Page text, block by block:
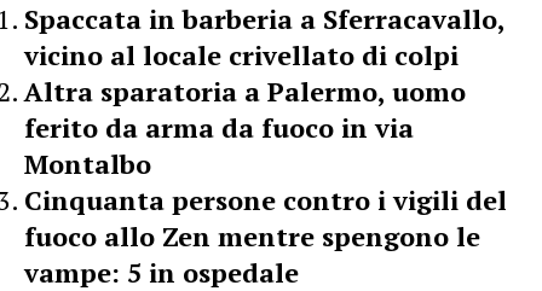
Spaccata in barberia a Sferracavallo,
vicino al locale crivellato di colpi
Altra sparatoria a Palermo, uomo
ferito da arma da fuoco in via
Montalbo
Cinquanta persone contro i vigili del
fuoco allo Zen mentre spengono le
vampe: 5 in ospedale